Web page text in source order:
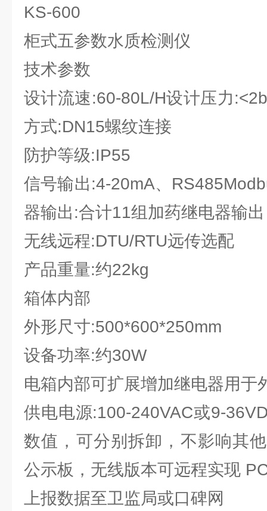
KS-600
柜式五参数水质检测仪
技术参数
设计流速:60-80L/H设计压力
方式:DN15螺纹连接
防护等级:IP55
信号输出:4-20mA、
器输出:合计11组加药继电器输出
无线远程:DTU/RTU远传选配
产品重量:约22kg
箱体内部
外形尺寸:500*600*250mm
设备功率:约30W
电箱内部可扩展增加继电器用于
供电电源:100-240VAC或9-
数值，可分别拆卸，不影响其
公示板，无线版本可远程实现
上报数据至卫监局或口碑网